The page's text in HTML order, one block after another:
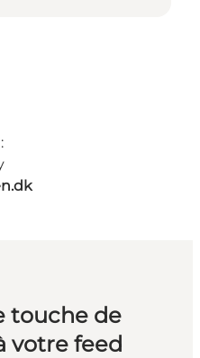
touche de
votre feed